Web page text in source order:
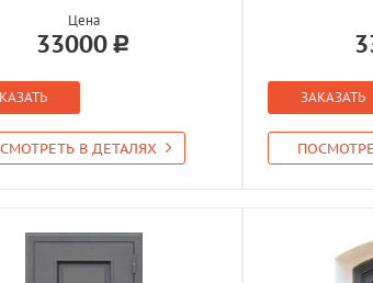
Цена
33000
В ДЕТАЛЯХ
ЗАКАЗАТЬ